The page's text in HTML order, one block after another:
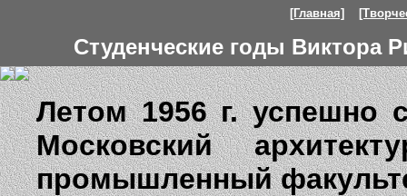
[Главная]
Студенческие годы Виктора
Летом 1956 г. успешно
Московский
промышленный